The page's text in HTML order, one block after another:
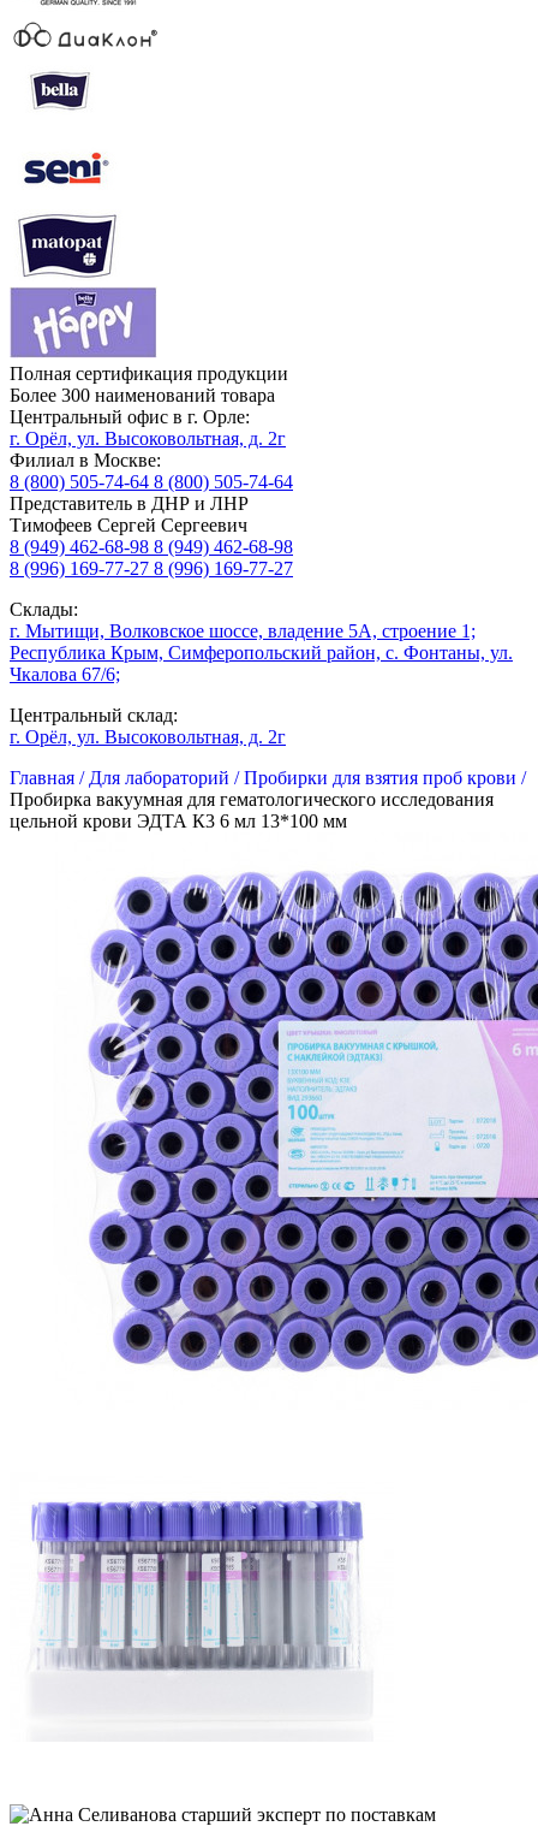
Полная сертификация продукции
Более 300 наименований товара
Центральный офис в г. Орле:
г. Орёл, ул. Высоковольтная, д. 2г
Филиал в Москве:
8 (800) 505-74-64 8 (800) 505-74-64
Представитель в ДНР и ЛНР
Тимофеев Сергей Сергеевич
8 (949) 462-68-98 8 (949) 462-68-98
8 (996) 169-77-27 8 (996) 169-77-27
Склады:
г. Мытищи, Волковское шоссе, владение 5А, строение 1;
Республика Крым, Симферопольский район, с. Фонтаны, ул.
Чкалова 67/6;
Центральный склад:
г. Орёл, ул. Высоковольтная, д. 2г
Главная / Для лабораторий /Пробирки для взятия проб крови /
Пробирка вакуумная для гематологического исследования
цельной крови ЭДТА К3 6 мл 13*100 мм